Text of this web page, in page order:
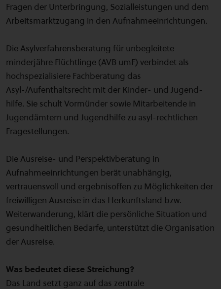
Fragen der Unterbringung, Sozialleistungen und dem
Arbeitsmarktzugang in den Aufnahmeeinrichtungen.
Die Asylverfahrensberatung für unbegleitete
minderjähre Flüchtlinge (AVB umF) verbindet als
hochspezialisiere Fachberatung das
Asyl-/Aufenthaltsrecht mit der Kinder- und Jugend-
hilfe. Sie schult Vormünder sowie Mitarbeitende in
Jugendämtern und Jugendhilfe zu asyl-rechtlichen
Fragestellungen.
Die Ausreise- und Perspektivberatung in
Aufnahmeeinrichtungen berät unabhängig,
vertrauensvoll und ergebnisoffen zu Möglichkeiten der
freiwilligen Ausreise in das Herkunftsland bzw.
Weiterwanderung, klärt die persönliche Situation und
gesundheitlichen Bedarfe, unterstützt die Organisation
der Ausreise.
Was bedeutet diese Streichung?
Das Land setzt ganz auf das zentrale